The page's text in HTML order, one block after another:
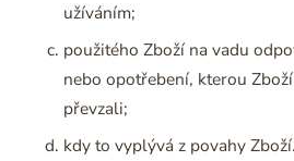
užíváním;
použitého Zboží na vadu
nebo opotřebení, kterou
převzali;
kdy to vyplývá z povahy Zboží.